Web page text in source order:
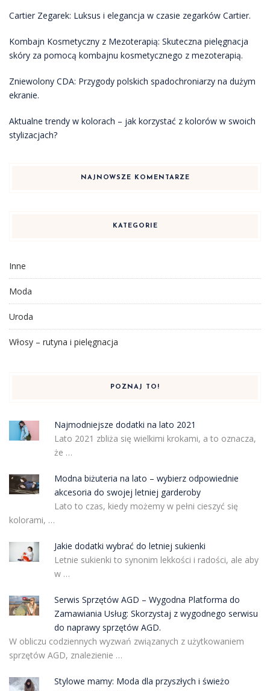
Cartier Zegarek: Luksus i elegancja w czasie zegarków Cartier.
Kombajn Kosmetyczny z Mezoterapią: Skuteczna pielęgnacja
skóry za pomocą kombajnu kosmetycznego z mezoterapią.
Zniewolony CDA: Przygody polskich spadochroniarzy na dużym
ekranie.
Aktualne trendy w kolorach – jak korzystać z kolorów w swoich
stylizacjach?
NAJNOWSZE KOMENTARZE
KATEGORIE
Inne
Moda
Uroda
Włosy – rutyna i pielęgnacja
POZNAJ TO!
Najmodniejsze dodatki na lato 2021
Lato 2021 zbliża się wielkimi krokami, a to oznacza,
że …
Modna biżuteria na lato – wybierz odpowiednie
akcesoria do swojej letniej garderoby
Lato to czas, kiedy możemy w pełni cieszyć się
kolorami, …
Jakie dodatki wybrać do letniej sukienki
Letnie sukienki to synonim lekkości i radości, ale aby
w …
Serwis Sprzętów AGD – Wygodna Platforma do
Zamawiania Usług: Skorzystaj z wygodnego serwisu
do naprawy sprzętów AGD.
W obliczu codziennych wyzwań związanych z użytkowaniem
sprzętów AGD, znalezienie …
Stylowe mamy: Moda dla przyszłych i świeżo